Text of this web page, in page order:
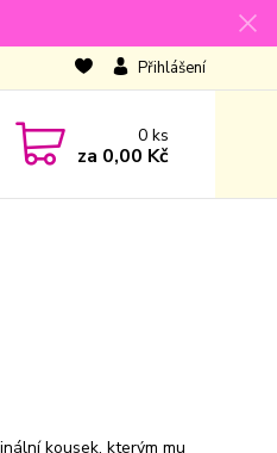
Přihlášení
0ks
za 0,00 Kč
kousek, kterým mu